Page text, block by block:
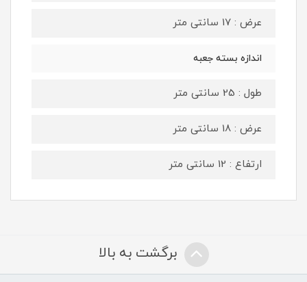
عرض : 17 سانتی متر
اندازه بسته جعبه
طول : 25 سانتی متر
عرض : 18 سانتی متر
ارتفاع : 12 سانتی متر
برگشت به بالا